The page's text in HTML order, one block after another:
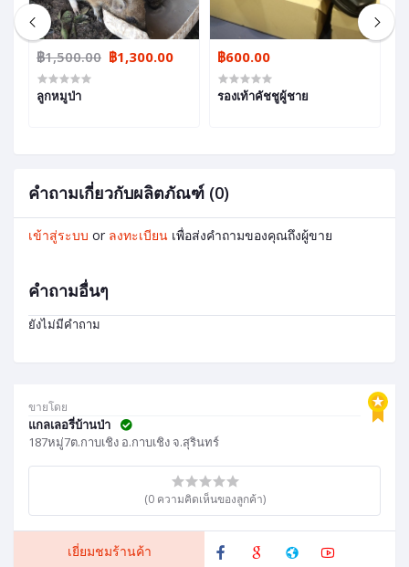
ขายโดย
แกลเลอรี่บ้านป่า
187หมู่7ต.กาบเชิง อ.กาบเชิง จ.สุรินทร์
(0 ความคิดเห็นของลูกค้า)
เยี่ยมชมร้านค้า
฿1,500.00 ฿1,300.00
ลูกหมูป่า
฿600.00
รองเท้าคัชชูผู้ชาย
คำถามเกี่ยวกับผลิตภัณฑ์ (0)
เข้าสู่ระบบ or ลงทะเบียน เพื่อส่งคำถามของคุณถึงผู้ขาย
คำถามอื่นๆ
ยังไม่มีคำถาม